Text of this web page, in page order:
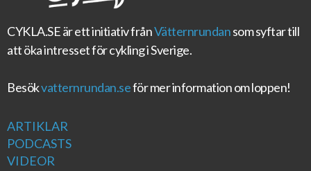
CYKLA.SEär ett initiativ frånVätternrundansom syftar till
att öka intresset för cykling i Sverige.
Besökvatternrundan.seför mer information om loppen!
ARTIKLAR
PODCASTS
VIDEOR